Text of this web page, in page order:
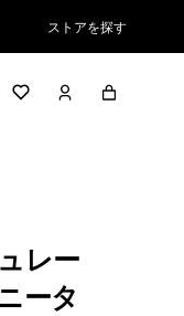
ストアを探す
ファニータ
レー
ータ